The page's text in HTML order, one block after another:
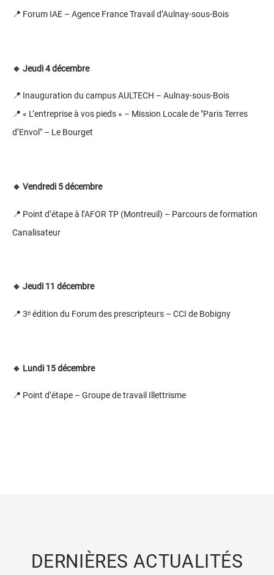
📍 Forum IAE – Agence France Travail d’Aulnay-sous-Bois
🔹 Jeudi 4 décembre
📍 Inauguration du campus AULTECH – Aulnay-sous-Bois
📍 « L’entreprise à vos pieds » – Mission Locale de "Paris Terres
d’Envol" – Le Bourget
🔹 Vendredi 5 décembre
📍 Point d’étape à l’AFOR TP (Montreuil) – Parcours de formation
Canalisateur
🔹 Jeudi 11 décembre
📍 3ᵉ édition du Forum des prescripteurs – CCI de Bobigny
🔹 Lundi 15 décembre
📍 Point d’étape – Groupe de travail Illettrisme
DERNIÈRES ACTUALITÉS